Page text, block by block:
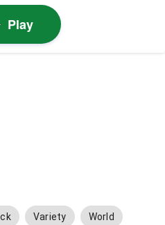
Play
Variety World